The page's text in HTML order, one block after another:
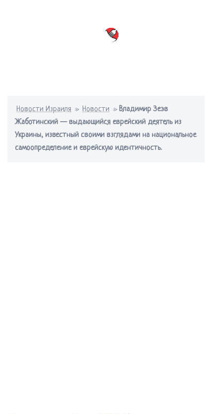
Новости Израиля » Новости » Владимир Зеэв
Жаботинский — выдающийся еврейский деятель из
Украины, известный своими взглядами на национальное
самоопределение и еврейскую идентичность.